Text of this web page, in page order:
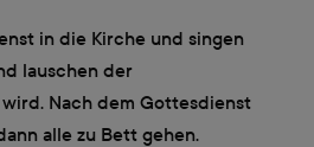
in die Kirche und singen
lauschen der
Nach dem Gottesdienst
alle zu Bett gehen.